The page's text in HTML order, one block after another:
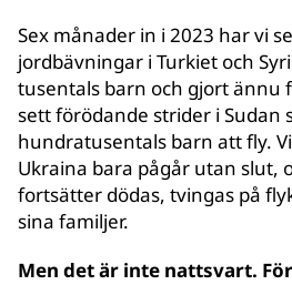
Sex månader in i 2023 har vi
jordbävningar i Turkiet och
tusentals barn och gjort ännu
sett förödande strider i Sudan
hundratusentals barn att fly.
Ukraina bara pågår utan slut,
fortsätter dödas, tvingas på
sina familjer.
Men det är inte nattsvart.